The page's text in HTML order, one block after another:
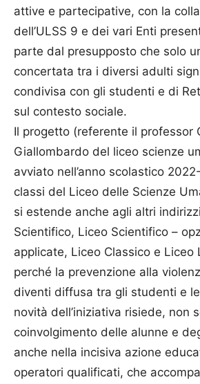
attive e partecipative, con la
dell’ULSS 9 e dei vari Enti
parte dal presupposto che solo
concertata tra i diversi adulti
condivisa con gli studenti e di
sul contesto sociale.
Il progetto (referente il professor
Giallombardo del liceo scienze
avviato nell’anno scolastico
classi del Liceo delle Scienze
si estende anche agli altri
Scientifico, Liceo Scientifico –
applicate, Liceo Classico e Liceo
perché la prevenzione alla
diventi diffusa tra gli studenti e
novità dell’iniziativa risiede, non
coinvolgimento delle alunne e
anche nella incisiva azione
operatori qualificati, che